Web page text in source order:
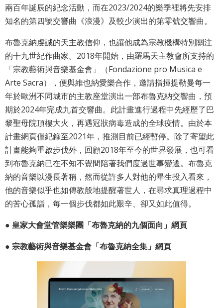
兩百年誕辰的紀念活動，而在2023/2024的樂季裡將先安排
知名的第四號交響曲《浪漫》及較少演出的第零號交響曲。
布魯克納虔誠的天主教信仰，也讓他成為宗教機構特別關注
的十九世紀作曲家。2018年開始，由羅馬天主教會所支持的
「宗教藝術與音樂基金會」（Fondazione pro Musica e
Arte Sacra），便與維也納愛樂合作，邀請指揮提勒曼每一
年於歐洲不同城市的主教座堂演出一部布魯克納交響曲，預
期於2024年完成九首交響曲。此計畫進行過程中先經歷了巴
黎聖母院頂樓大火，再遇冠狀病毒造成的全球疫情。由於本
計畫網頁僅紀錄至2021年，推測目前已經暫停。除了寄望此
計畫能夠重啟步伐外，回顧2018年至今的世界發展，也可看
到布魯克納已在不知不覺間陪著我們度過世事變遷。布魯克
納的音樂以漫長著稱，然而從許多人對他的畢生投入看來，
他的音樂似乎也如傳教般地提醒著世人，在尋求真理過程中
的苦心孤詣，每一個步伐都如此艱辛、卻又如此值得。
● 皇家大會堂管樂樂團「布魯克納的九個面向」網頁
● 宗教藝術與音樂基金會「布魯克納全集」網頁